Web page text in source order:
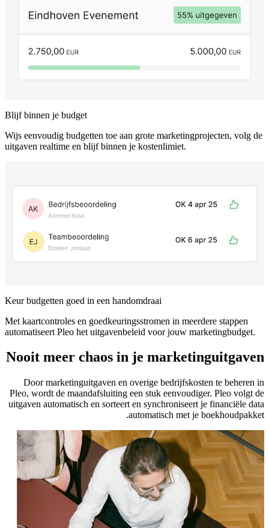
Blijf binnen je budget
Wijs eenvoudig budgetten toe aan grote marketingprojecten, volg de
uitgaven realtime en blijf binnen je kostenlimiet.
Keur budgetten goed in een handomdraai
Met kaartcontroles en goedkeuringsstromen in meerdere stappen
automatiseert Pleo het uitgavenbeleid voor jouw marketingbudget.
Nooit meer chaos in je marketinguitgaven
Door marketinguitgaven en overige bedrijfskosten te beheren in
Pleo, wordt de maandafsluiting een stuk eenvoudiger. Pleo volgt de
uitgaven automatisch en sorteert en synchroniseert je financiële data
automatisch met je boekhoudpakket.